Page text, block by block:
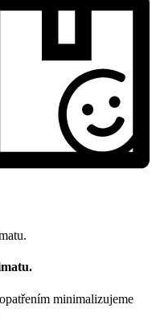
minimalizujeme